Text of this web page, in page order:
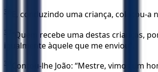
36 E, conduzindo uma criança, colocou-a
37
“Quem recebe uma destas crianças,
igualmente àquele que me enviou”.
38 Contou-lhe João: “Mestre, vimos um